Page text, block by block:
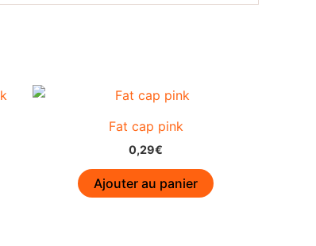
Fat cap pink
0,29€
Ajouter au panier